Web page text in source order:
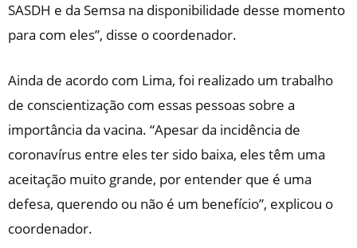
SASDH e da Semsa na disponibilidade desse momento
para com eles”, disse o coordenador.
Ainda de acordo com Lima, foi realizado um trabalho
de conscientização com essas pessoas sobre a
importância da vacina. “Apesar da incidência de
coronavírus entre eles ter sido baixa, eles têm uma
aceitação muito grande, por entender que é uma
defesa, querendo ou não é um benefício”, explicou o
coordenador.